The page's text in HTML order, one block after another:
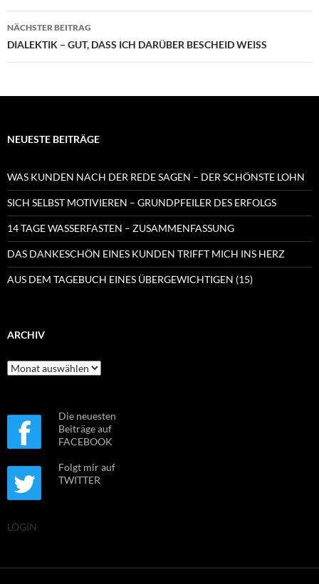
NÄCHSTER BEITRAG
DIALEKTIK – GUT, DASS ICH DARÜBER BESCHEID WEISS
NEUESTE BEITRÄGE
WAS KUNDEN NACH DER REDE SAGEN – DER SCHÖNSTE LOHN
SICH SELBST MOTIVIEREN – GRUNDPFEILER DES ERFOLGS
14 TAGE WASSERFASTEN – ZUSAMMENFASSUNG
DAS DANKESCHÖN EINES KUNDEN TRIFFT MICH INS HERZ
AUS DEM TAGEBUCH EINES ÜBERGEWICHTIGEN (15)
ARCHIV
Archiv
Die neuesten
Beiträge auf
FACEBOOK
Folgt mir auf
TWITTER
LOGIN